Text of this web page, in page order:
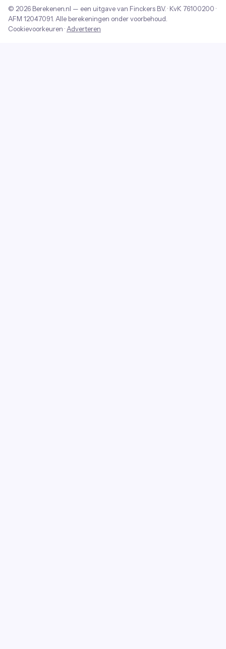
© 2026 Berekenen.nl — een uitgave van Finckers B.V. · KvK 76100200 ·
AFM 12047091 . Alle berekeningen onder voorbehoud.
Cookievoorkeuren · Adverteren